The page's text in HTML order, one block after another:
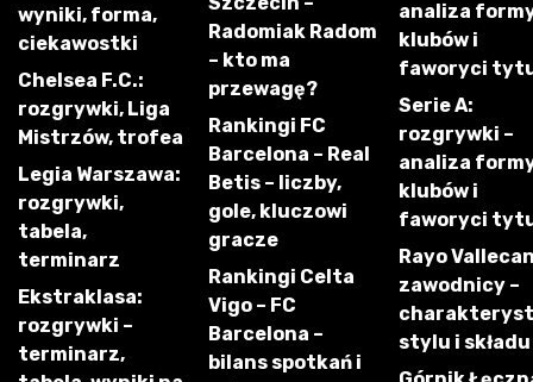
wyniki, forma,
ciekawostki
Chelsea F.C.:
rozgrywki, Liga
Mistrzów, trofea
Legia Warszawa:
rozgrywki,
tabela,
terminarz
Ekstraklasa:
rozgrywki –
terminarz,
Radomiak Radom
– kto ma
przewagę?
Rankingi FC
Barcelona – Real
Betis – liczby,
gole, kluczowi
gracze
Rankingi Celta
Vigo – FC
Barcelona –
bilans spotkań i
analiza
klubów i
faworyci
Serie A:
rozgrywki –
analiza
klubów i
faworyci
Rayo
zawodnicy –
stylu i składu